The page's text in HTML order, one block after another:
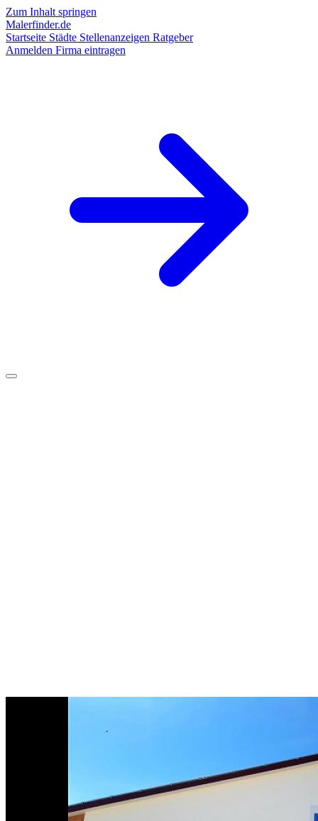
Zum Inhalt springen
Malerfinder.de
Startseite Städte Stellenanzeigen Ratgeber
Anmelden Firma eintragen